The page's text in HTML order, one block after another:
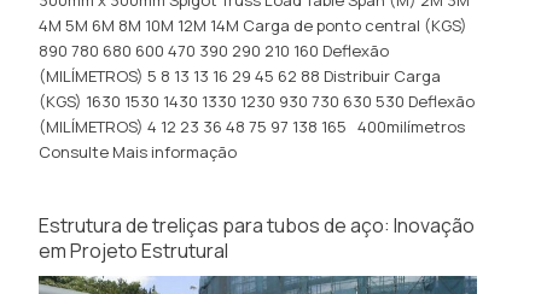
4M 5M 6M 8M 10M 12M 14M Carga de ponto central (KGS)
890 780 680 600 470 390 290 210 160 Deflexão
(MILÍMETROS) 5 8 13 13 16 29 45 62 88 Distribuir Carga
(KGS) 1630 1530 1430 1330 1230 930 730 630 530 Deflexão
(MILÍMETROS) 4 12 23 36 48 75 97 138 165 400milímetros
Consulte Mais informação
Estrutura de treliças para tubos de aço: Inovação
em Projeto Estrutural